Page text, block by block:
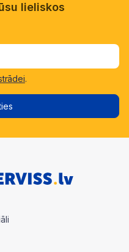
lieliskos
.